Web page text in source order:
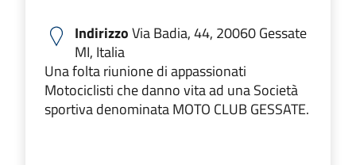
IndirizzoVia Badia, 44, 20060 Gessate
MI, Italia
Una folta riunione di appassionati
Motociclisti che danno vita ad una Società
sportiva denominata MOTO CLUB GESSATE.